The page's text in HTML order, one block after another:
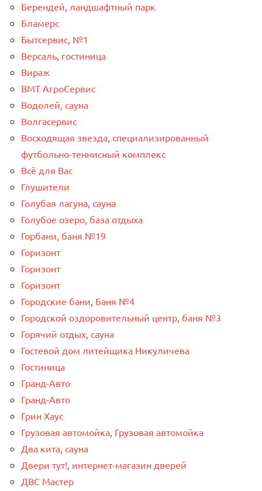
Берендей, ландшафтный парк
Бламерс
Бытсервис, №1
Версаль, гостиница
Вираж
ВМТ АгроСервис
Водолей, сауна
Волгасервис
Восходящая звезда, специализированный
футбольно-теннисный комплекс
Всё для Вас
Глушители
Голубая лагуна, сауна
Голубое озеро, база отдыха
Горбани, баня №19
Горизонт
Горизонт
Горизонт
Городские бани, Баня №4
Городской оздоровительный центр, баня №3
Горячий отдых, сауна
Гостевой дом литейщика Никуличева
Гостиница
Гранд-Авто
Гранд-Авто
Грин Хаус
Грузовая автомойка, Грузовая автомойка
Два кита, сауна
Двери тут!, интернет-магазин дверей
ДВС Мастер